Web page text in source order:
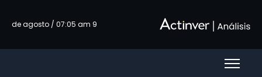
9 de agosto / 07:05 am